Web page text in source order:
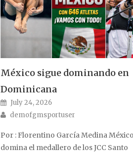
México sigue dominando en
Dominicana
Posted on
July 24, 2026
Author
demofgmsportuser
Por : Florentino García Medina México
domina el medallero de los JCC Santo